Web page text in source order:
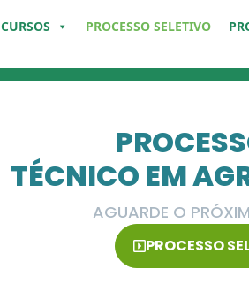
CURSOS PROCESSO SELETIVO
TÉCNICO EM
AGUARDE O
PROCESSO